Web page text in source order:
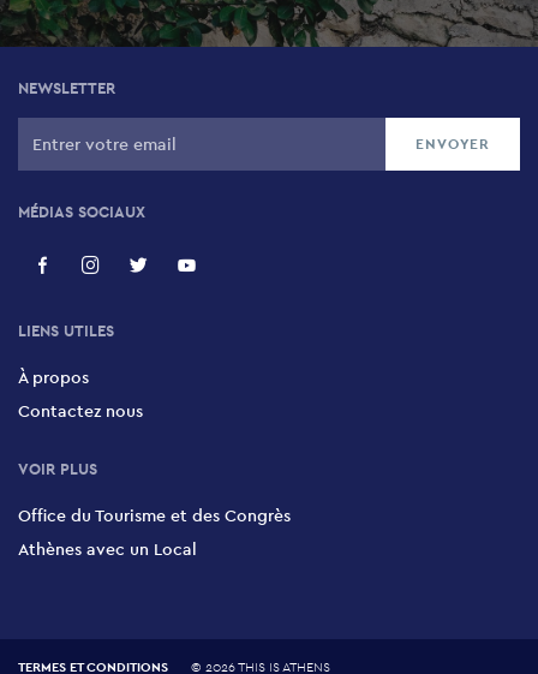
NEWSLETTER
MÉDIAS SOCIAUX
LIENS UTILES
À propos
Contactez nous
VOIR PLUS
Office du Tourisme et des Congrès
Athènes avec un Local
TERMES ET CONDITIONS © 2026 THIS IS ATHENS